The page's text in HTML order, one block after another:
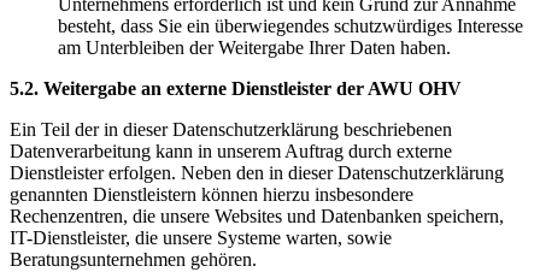
Unternehmens erforderlich ist und kein Grund zur Annahme
besteht, dass Sie ein überwiegendes schutzwürdiges Interesse
am Unterbleiben der Weitergabe Ihrer Daten haben.
5.2. Weitergabe an externe Dienstleister der AWU OHV
Ein Teil der in dieser Datenschutzerklärung beschriebenen
Datenverarbeitung kann in unserem Auftrag durch externe
Dienstleister erfolgen. Neben den in dieser Datenschutzerklärung
genannten Dienstleistern können hierzu insbesondere
Rechenzentren, die unsere Websites und Datenbanken speichern,
IT-Dienstleister, die unsere Systeme warten, sowie
Beratungsunternehmen gehören.